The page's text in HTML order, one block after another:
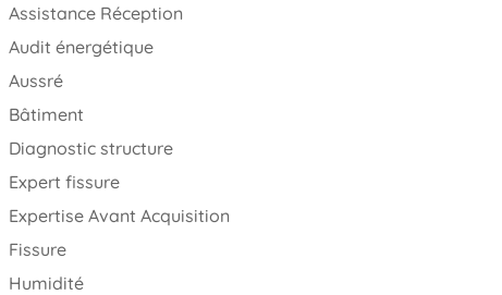
Assistance Réception
Audit énergétique
Aussré
Bâtiment
Diagnostic structure
Expert fissure
Expertise Avant Acquisition
Fissure
Humidité